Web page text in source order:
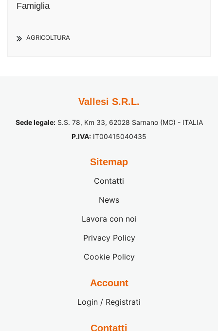
Famiglia
AGRICOLTURA
Vallesi S.R.L.
Sede legale:S.S. 78, Km 33, 62028 Sarnano (MC) - ITALIA
P.IVA: IT00415040435
Sitemap
Contatti
News
Lavora con noi
Privacy Policy
Cookie Policy
Account
Login / Registrati
Contatti